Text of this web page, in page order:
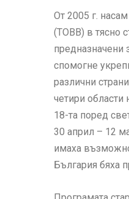
От 2005 г.
(TOBB) в тясно
предназначени
спомогне
различни
четири
18-та поред
30 април – 12
имаха
България бяха